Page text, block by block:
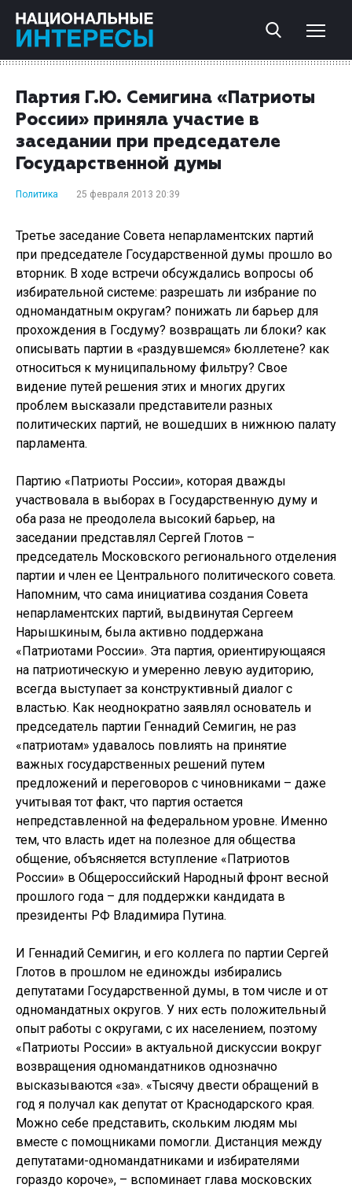
Партия Г.Ю. Семигина «Патриоты
России» приняла участие в
заседании при председателе
Государственной думы
Политика 25 февраля 2013 20:39
Третье заседание Совета непарламентских партий
при председателе Государственной думы прошло во
вторник. В ходе встречи обсуждались вопросы об
избирательной системе: разрешать ли избрание по
одномандатным округам? понижать ли барьер для
прохождения в Госдуму? возвращать ли блоки? как
описывать партии в «раздувшемся» бюллетене? как
относиться к муниципальному фильтру? Свое
видение путей решения этих и многих других
проблем высказали представители разных
политических партий, не вошедших в нижнюю палату
парламента.
Партию «Патриоты России», которая дважды
участвовала в выборах в Государственную думу и
оба раза не преодолела высокий барьер, на
заседании представлял Сергей Глотов –
председатель Московского регионального отделения
партии и член ее Центрального политического совета.
Напомним, что сама инициатива создания Совета
непарламентских партий, выдвинутая Сергеем
Нарышкиным, была активно поддержана
«Патриотами России». Эта партия, ориентирующаяся
на патриотическую и умеренно левую аудиторию,
всегда выступает за конструктивный диалог с
властью. Как неоднократно заявлял основатель и
председатель партии Геннадий Семигин, не раз
«патриотам» удавалось повлиять на принятие
важных государственных решений путем
предложений и переговоров с чиновниками – даже
учитывая тот факт, что партия остается
непредставленной на федеральном уровне. Именно
тем, что власть идет на полезное для общества
общение, объясняется вступление «Патриотов
России» в Общероссийский Народный фронт весной
прошлого года – для поддержки кандидата в
президенты РФ Владимира Путина.
И Геннадий Семигин, и его коллега по партии Сергей
Глотов в прошлом не единожды избирались
депутатами Государственной думы, в том числе и от
одномандатных округов. У них есть положительный
опыт работы с округами, с их населением, поэтому
«Патриоты России» в актуальной дискуссии вокруг
возвращения одномандатников однозначно
высказываются «за». «Тысячу двести обращений в
год я получал как депутат от Краснодарского края.
Можно себе представить, скольким людям мы
вместе с помощниками помогли. Дистанция между
депутатами-одномандатниками и избирателями
гораздо короче», – вспоминает глава московских